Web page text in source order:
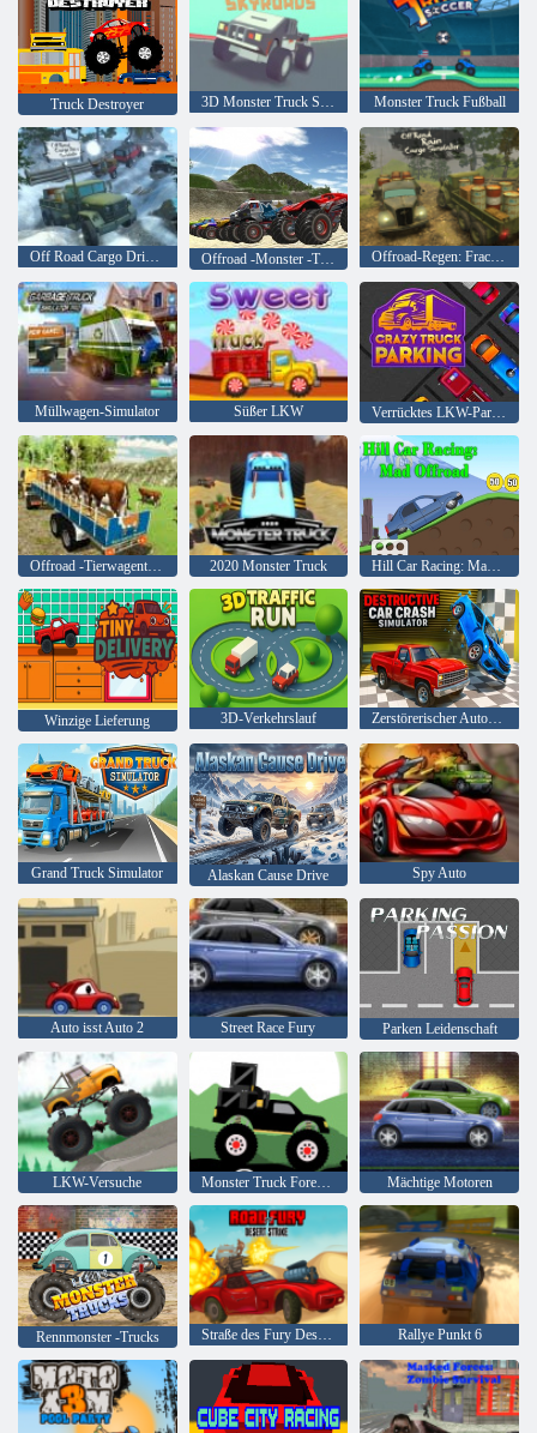
Truck Destroyer 3D Monster Truck Skyroads Monster Truck Fußball
Off Road Cargo Drive-Simulator Offroad -Monster -Trucks Offroad-Regen: Fracht-Simulator
Müllwagen-Simulator Süßer LKW Verrücktes LKW-Parken
Offroad -Tierwagentransport 2020 Monster Truck Hill Car Racing: Mad Offroad
Winzige Lieferung 3D-Verkehrslauf Zerstörerischer Autounfallsimulator
Grand Truck Simulator Alaskan Cause Drive Spy Auto
Auto isst Auto 2 Street Race Fury Parken Leidenschaft
LKW-Versuche Monster Truck Forest-Lieferung Mächtige Motoren
Rennmonster -Trucks Straße des Fury Desert Strike Rallye Punkt 6